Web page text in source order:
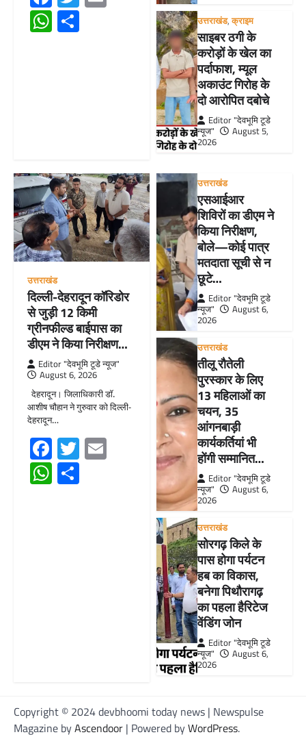
WhatsApp उत्तराखंड,क्राइम
साइबर ठगी के
करोड़ों के खेल का
पर्दाफाश, म्यूल
अकाउंट गिरोह के
दो आरोपित दबोचे
Editor "देवभूमि टूडे
न्यूज"
August 5,
2026
उत्तराखंड
दिल्ली-देहरादून कॉरिडोर
से जुड़ी 12 किमी
ग्रीनफील्ड बाईपास का
डीएम ने किया निरीक्षण…
Editor "देवभूमि टूडे न्यूज"
August 6, 2026
देहरादून। जिलाधिकारी डॉ.
आशीष चौहान ने गुरुवार को दिल्ली-
देहरादून…
Facebook
TwitterEmail
WhatsApp
उत्तराखंड
एसआईआर
शिविरों का डीएम ने
किया निरीक्षण,
बोले—कोई पात्र
मतदाता सूची से न
छूटे…
Editor "देवभूमि टूडे
न्यूज"
August 6,
2026
उत्तराखंड
तीलू रौतेली
पुरस्कार के लिए
13 महिलाओं का
चयन, 35
आंगनबाड़ी
कार्यकर्तियां भी
होंगी सम्मानित…
Editor "देवभूमि टूडे
न्यूज"
August 6,
2026
उत्तराखंड
सोरगढ़ किले के
पास होगा पर्यटन
हब का विकास,
बनेगा पिथौरागढ़
का पहला हैरिटेज
वेंडिंग जोन
Editor "देवभूमि टूडे
न्यूज"
August 6,
2026
Copyright © 2024 devbhoomi today news | Newspulse
Magazine byAscendoor | Powered byWordPress.